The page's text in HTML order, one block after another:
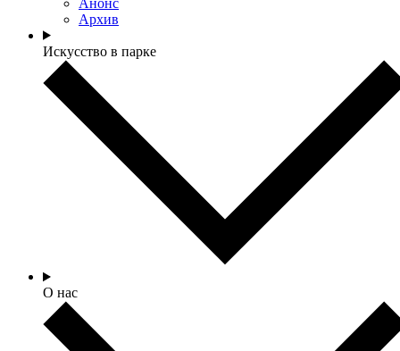
Архив
Искусство в парке
О нас